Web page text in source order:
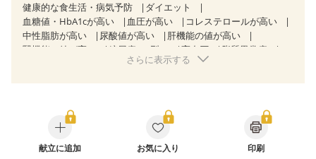
健康的な食生活・病気予防
ダイエット
血糖値・HbA1cが高い
血圧が高い
コレステロールが高い
中性脂肪が高い
尿酸値が高い
肝機能の値が高い
腎機能の値が高い
糖尿病（2型） 高血圧
脂質異常症
狭心症 心筋梗塞
CKD（ステージ２）
CKD（ステージ３a）
CKD（ステージ３b）
乳がん（抗がん剤治療中）
乳がん（ホルモン療法中）
乳がん（放射線治療中）
さらに表示する
献立に追加 お気に入り 印刷